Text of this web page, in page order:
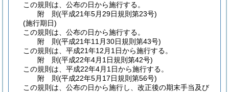
この規則は、公布の日から施行する。
附 則(平成21年5月29日規則第23号)
(施行期日)
この規則は、公布の日から施行する。
附 則(平成21年11月30日規則第43号)
この規則は、平成21年12月1日から施行する。
附 則(平成22年4月1日規則第42号)
この規則は、平成22年4月1日から施行する。
附 則(平成22年5月17日規則第56号)
この規則は、公布の日から施行し、改正後の期末手当及び